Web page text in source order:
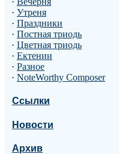
· Утреня
· Праздники
· Постная триодь
· Цветная триодь
· Ектении
· Разное
· NoteWorthy Composer
Ссылки
Новости
Архив